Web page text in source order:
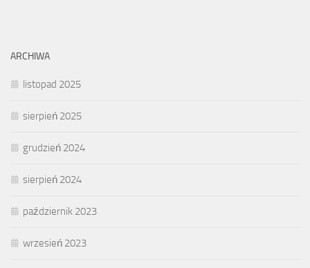
ARCHIWA
listopad 2025
sierpień 2025
grudzień 2024
sierpień 2024
październik 2023
wrzesień 2023